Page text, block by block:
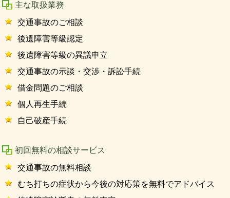
主な取扱業務
交通事故のご相談
後遺障害等級認定
後遺障害等級の異議申立
交通事故の示談・交渉・訴訟手続
借金問題のご相談
個人再生手続
自己破産手続
初回無料の相談サービス
交通事故の無料相談
むち打ちの症状から今後の対応策を無料でアドバイス